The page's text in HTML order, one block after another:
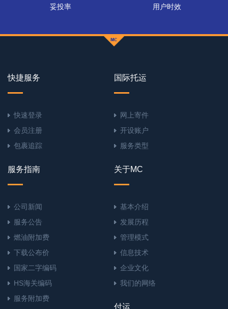
妥投率 用户时效
快捷服务
快速登录
会员注册
包裹追踪
国际托运
网上寄件
开设账户
服务类型
服务指南
公司新闻
服务公告
燃油附加费
下载公布价
国家二字编码
HS海关编码
服务附加费
关于MC
基本介绍
发展历程
管理模式
信息技术
企业文化
我们的网络
付运